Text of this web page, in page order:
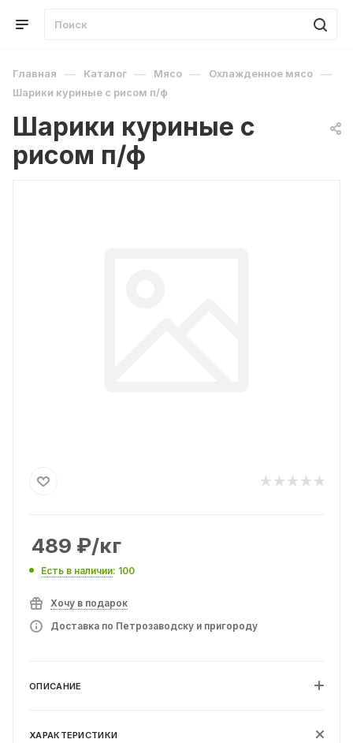
Главная — Каталог — Мясо — Охлажденное мясо —
Шарики куриные с рисом п/ф
Шарики куриные с
рисом п/ф
489 ₽/кг
Есть в наличии: 100
Хочу в подарок
Доставка по Петрозаводску и пригороду
ОПИСАНИЕ
ХАРАКТЕРИСТИКИ